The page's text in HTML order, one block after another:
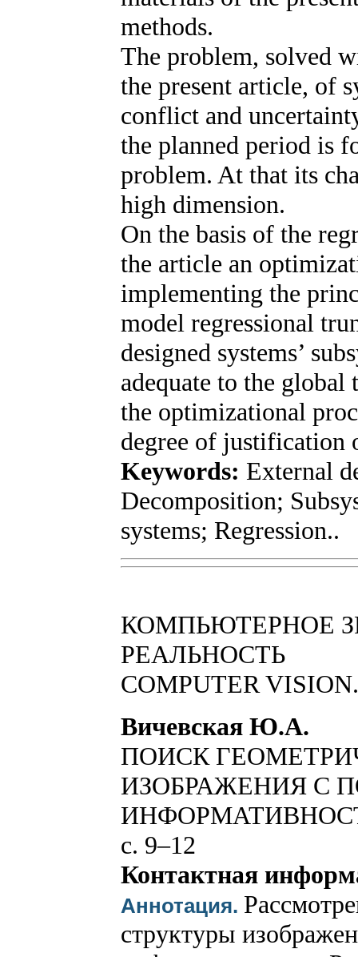
methods.
The problem, solved
the present article, of
conflict and
the planned period is
problem. At that its
high dimension.
On the basis of the
the article an
implementing the
model regressional
designed systems’
adequate to the
the optimizational
degree of justification
Keywords: External
Decomposition;
systems; Regression..
КОМПЬЮТЕРНОЕ
РЕАЛЬНОСТЬ
COMPUTER
Вичевская Ю.А.
ПОИСК
ИЗОБРАЖЕНИЯ С
с. 9–12
Контактная
Аннотация.
структуры